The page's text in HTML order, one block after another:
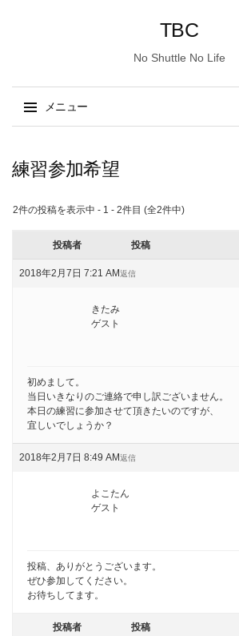
TBC
No Shuttle No Life
メニュー
ン
ン
キ
練習参加希望
2件の投稿を表示中 - 1 - 2件目 (全2件中)
投稿者 投稿
2018年2月7日 7:21 AM返信
きたみ
ゲスト
初めまして。
当日いきなりのご連絡で申し訳ございません。
本日の練習に参加させて頂きたいのですが、
宜しいでしょうか？
2018年2月7日 8:49 AM返信
よこたん
ゲスト
投稿、ありがとうございます。
ぜひ参加してください。
お待ちしてます。
投稿者 投稿